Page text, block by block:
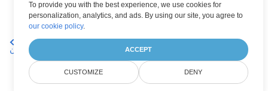
والتخزين
الحالة، والحصول على المفتاح العام، والمزيد
To provide you with the best experience, we use cookies for
personalization, analytics, and ads. By using our site, you agree to
our cookie policy.
ACCEPT
CUSTOMIZE DENY